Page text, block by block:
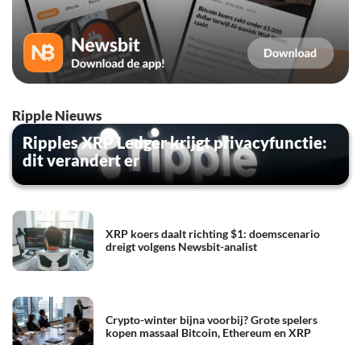
Ripple Nieuws
Ripples XRP Ledger krijgt privacyfunctie:
dit verandert er
XRP koers daalt richting $1: doemscenario
dreigt volgens Newsbit-analist
Crypto-winter bijna voorbij? Grote spelers
kopen massaal Bitcoin, Ethereum en XRP